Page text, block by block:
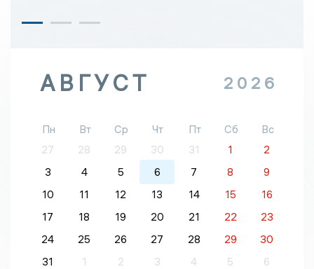
АВГУСТ 2026
Пн Вт Ср Чт Пт Сб
Вс
27
28 29 30 31 1
2
3
4 5 6 7 8
9
10
11 12 13 14 15
16
17
18 19 20 21 22
23
24
25 26 27 28 29
30
31
1 2 3 4 5 6